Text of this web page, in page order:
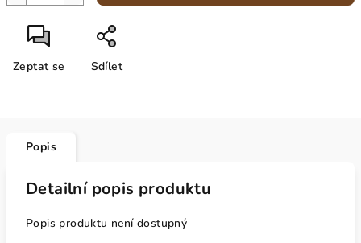
Zeptat se Sdílet
Popis
Detailní popis produktu
Popis produktu není dostupný